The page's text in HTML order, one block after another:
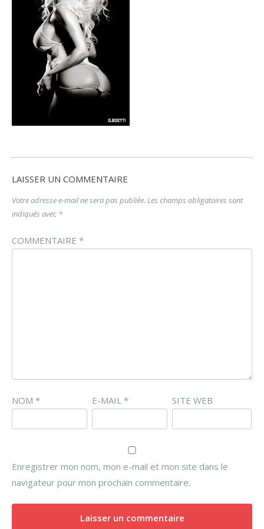
LAISSER UN COMMENTAIRE
Votre adresse e-mail ne sera pas publiée. Les champs obligatoires sont
indiqués avec *
COMMENTAIRE *
NOM * E-MAIL * SITE WEB
Enregistrer mon nom, mon e-mail et mon site dans le
navigateur pour mon prochain commentaire.